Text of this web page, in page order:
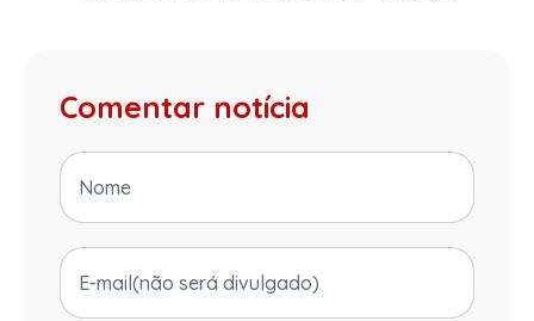
Comentar notícia